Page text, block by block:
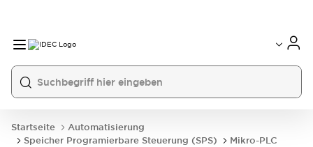
Startseite
Automatisierung
Speicher Programierbare Steuerung (SPS)
Mikro-PLC